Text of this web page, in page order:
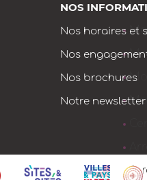
NOS
Nos horaires et
Nos
Nos brochures
Notre newsletter